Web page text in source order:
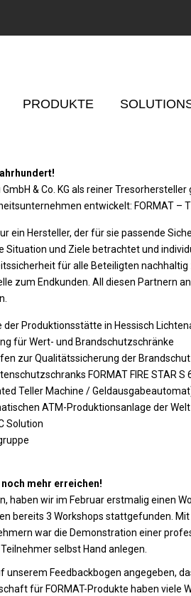
PRODUKTE
& Co. KG als reiner
entwickelt: FORMAT –
ein Hersteller, der für sie passende
und Ziele betrachtet und
für alle Beteiligten nachhaltig
zum Endkunden. All diesen Partnern
Produktionsstätte in Hessisch
für Wert- und Brandschutzschränke
zur Qualitätssicherung der
FORMAT FIRE STAR S
Teller Machine /
ATM-Produktionsanlage der Welt
Solution
mehr erreichen!
haben wir im Februar erstmalig einen
bereits 3 Workshops stattgefunden.
war die Demonstration einer
selbst Hand anlegen.
unserem Feedbackbogen angegeben,
für FORMAT-Produkte haben viele